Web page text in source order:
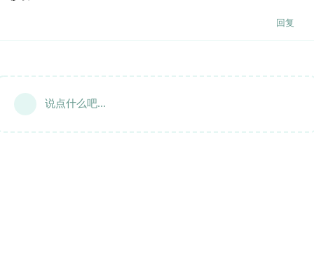
回复
说点什么吧...